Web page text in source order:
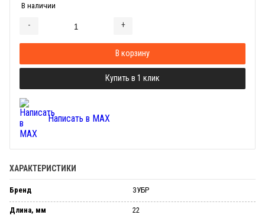
В наличии
- +
В корзину
Купить в 1 клик
Написать в MAX
ХАРАКТЕРИСТИКИ
Бренд ЗУБР
Длина, мм 22